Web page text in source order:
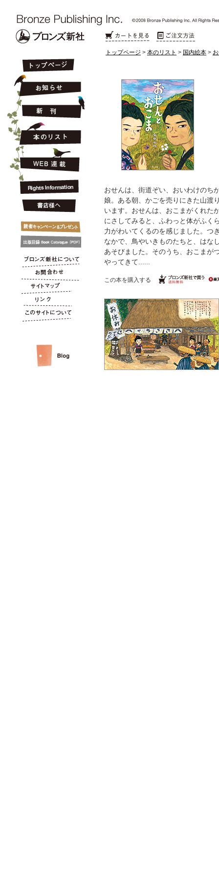
トップページ > 本のリスト > 国内絵本 >
おせんは、街道ぞい、おいわけのち
娘。ある朝、かごを売りにきた山渡
います。おせんは、おこまがくれた
にさしてみると、ふわっと体がふく
力がわいてくるのを感じました。つ
なかで、鳥やいきものたちと、はな
あそびました。そのうち、おこまが
やってきて......
この本を購入する